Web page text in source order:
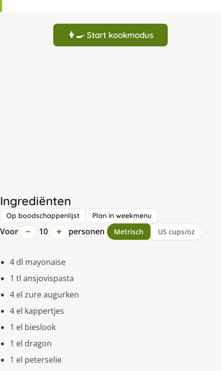
👩‍🍳 Start kookmodus
Ingrediënten
Op boodschappenlijst Plan in weekmenu
Voor − 10 + personen Metrisch US cups/oz
4 dl mayonaise
1 tl ansjovispasta
4 el zure augurken
4 el kappertjes
1 el bieslook
1 el dragon
1 el peterselie